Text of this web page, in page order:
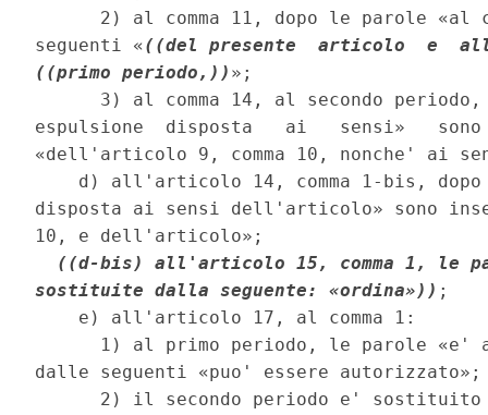
2) al comma 11, dopo le parole «al
seguenti «((del presente  articolo  e
((primo periodo,)) »;
3) al comma 14, al secondo
espulsione  disposta   ai   sensi»
«dell'articolo 9, comma 10, nonche' ai
d) all'articolo 14, comma 1-bis,
disposta ai sensi dell'articolo» sono
10, e dell'articolo»;
((d-bis) all'articolo 15, comma 1, le
sostituite dalla seguente: «ordina»)) ;
    e) all'articolo 17, al comma 1:
1) al primo periodo, le parole «e'
dalle seguenti «puo' essere
2) il secondo periodo e'